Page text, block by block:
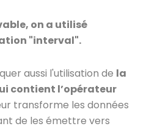
on a utilisé
"interval".
aussi l'utilisation de la
contient l’opérateur
transforme les données
de les émettre vers